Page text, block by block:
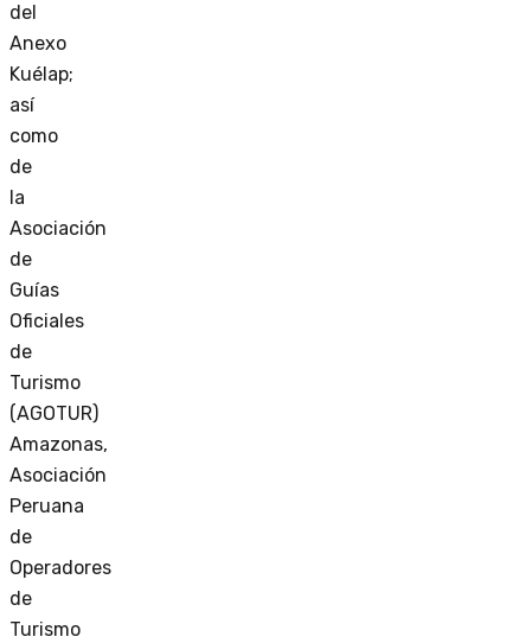
del
Anexo
Kuélap;
así
como
de
la
Asociación
de
Guías
Oficiales
de
Turismo
(AGOTUR)
Amazonas,
Asociación
Peruana
de
Operadores
de
Turismo